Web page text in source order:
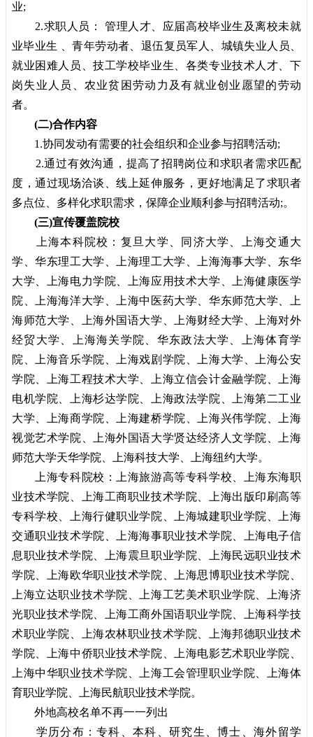
业;
2.求职人员： 管理人才、应届高校毕业生及离校未就
业毕业生 、青年劳动者、退伍复员军人、城镇失业人员、
就业困难人员、技工学校毕业生、各类专业技术人才、下
岗失业人员、农业贫困劳动力及有就业创业愿望的劳动
者。
(二)合作内容
1.协同发动有需要的社会组织和企业参与招聘活动;
2.通过有效沟通，提高了招聘岗位和求职者需求匹配
度，通过现场洽谈、线上延伸服务，更好地满足了求职者
多点位、多样化求职需求，保障企业顺利参与招聘活动;。
(三)宣传覆盖院校
上海本科院校：复旦大学、同济大学、上海交通大
学、华东理工大学、上海理工大学、上海海事大学、东华
大学、上海电力学院、上海应用技术大学、上海健康医学
院、上海海洋大学、上海中医药大学、华东师范大学、上
海师范大学、上海外国语大学、上海财经大学、上海对外
经贸大学、上海海关学院、华东政法大学、上海体育学
院、上海音乐学院、上海戏剧学院、上海大学、上海公安
学院、上海工程技术大学、上海立信会计金融学院、上海
电机学院、上海杉达学院、上海政法学院、上海第二工业
大学、上海商学院、上海建桥学院、上海兴伟学院、上海
视觉艺术学院、上海外国语大学贤达经济人文学院、上海
师范大学天华学院、上海科技大学、上海纽约大学。
上海专科院校：上海旅游高等专科学校、上海东海职
业技术学院、上海工商职业技术学院、上海出版印刷高等
专科学校、上海行健职业学院、上海城建职业学院、上海
交通职业技术学院、上海海事职业技术学院、上海电子信
息职业技术学院、上海震旦职业学院、上海民远职业技术
学院、上海欧华职业技术学院、上海思博职业技术学院、
上海立达职业技术学院、上海工艺美术职业学院、上海济
光职业技术学院、上海工商外国语职业学院、上海科学技
术职业学院、上海农林职业技术学院、上海邦德职业技术
学院、上海中侨职业技术学院、上海电影艺术职业学院、
上海中华职业技术学院、上海工会管理职业学院、上海体
育职业学院、上海民航职业技术学院。
外地高校名单不再一一列出
学历分布：专科、本科、研究生、博士、海外留学